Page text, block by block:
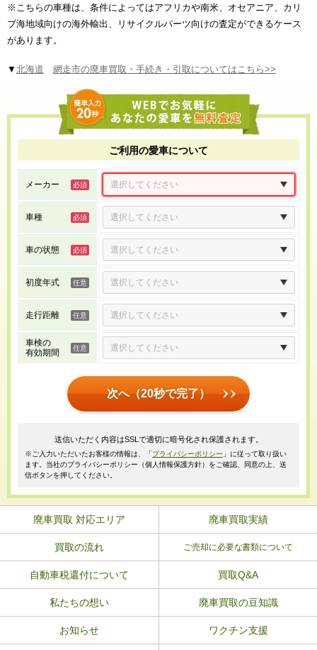
※こちらの車種は、条件によってはアフリカや南米、オセアニア、カリ
ブ海地域向けの海外輸出、リサイクルパーツ向けの査定ができるケース
があります。
▼ 北海道 網走市の廃車買取・手続き・引取についてはこちら>>
ご利用の愛車について
メーカー
車種
車の状態
初度年式
走行距離
車検の
有効期間
次へ（20秒で完了）
送信いただく内容はSSLで適切に暗号化され保護されます。
※ご入力いただいたお客様の情報は、「 プライバシーポリシー 」に従って取り扱い
ます。当社のプライバシーポリシー（個人情報保護方針）をご確認、同意の上、送
信ボタンを押してください。
廃車買取 対応エリア 廃車買取実績
買取の流れ ご売却に必要な書類について
自動車税還付について 買取Q&A
私たちの想い 廃車買取の豆知識
お知らせ ワクチン支援